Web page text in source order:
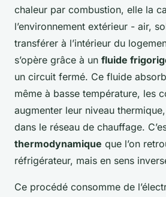
chaleur par combustion, elle la
l’environnement extérieur - air,
transférer à l’intérieur du
s’opère grâce à un fluide
un circuit fermé. Ce fluide
même à basse température, les
augmenter leur niveau
dans le réseau de chauffage.
thermodynamique que l’on
réfrigérateur, mais en sens
Ce procédé consomme de